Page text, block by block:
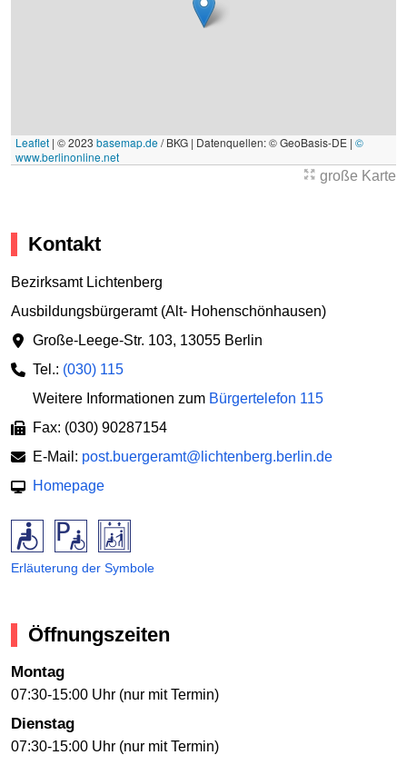
Leaflet | © 2023 basemap.de/ BKG | Datenquellen: © GeoBasis-DE | ©
www.berlinonline.net
große Karte
Kontakt
Bezirksamt Lichtenberg
Ausbildungsbürgeramt (Alt- Hohenschönhausen)
Große-Leege-Str. 103, 13055 Berlin
Tel.: (030) 115
Weitere Informationen zum Bürgertelefon 115
Fax: (030) 90287154
E-Mail: post.buergeramt@lichtenberg.berlin.de
Homepage
Erläuterung der Symbole
Öffnungszeiten
Montag
07:30-15:00 Uhr (nur mit Termin)
Dienstag
07:30-15:00 Uhr (nur mit Termin)